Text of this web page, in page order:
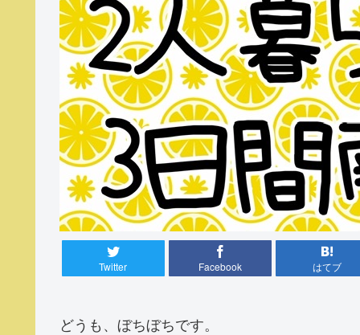
Twitter Facebook はてブ
どうも、ぼちぼちです。